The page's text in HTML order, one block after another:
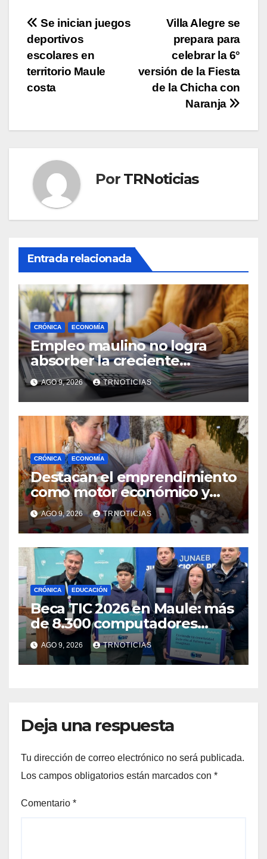
Navegación
de
entradas
Villa Alegre se
prepara para
celebrar la 6°
versión de la Fiesta
de la Chicha con
Naranja
Se inician juegos
deportivos
escolares en
territorio Maule
costa
Por TRNoticias
Entrada relacionada
CRÓNICA ECONOMÍA
Empleo maulino no logra
absorber la creciente
demanda por trabajo
AGO 9, 2026 TRNOTICIAS
CRÓNICA ECONOMÍA
Destacan el emprendimiento
como motor económico y
anuncia fortalecer apoyos
para empleo autónomo
AGO 9, 2026 TRNOTICIAS
CRÓNICA EDUCACIÓN
Beca TIC 2026 en Maule: más
de 8.300 computadores
están siendo entregados en
la región
AGO 9, 2026 TRNOTICIAS
Deja una respuesta
Tu dirección de correo electrónico no será publicada.
Los campos obligatorios están marcados con *
Comentario *